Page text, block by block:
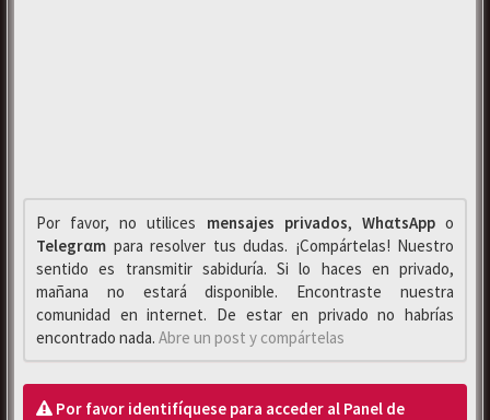
Por favor, no utilices mensajes privados, WhαtsAppo
Telegrαm para resolver tus dudas. ¡Compártelas! Nuestro
sentido es transmitir sabiduría. Si lo haces en privado,
mañana no estará disponible. Encontraste nuestra
comunidad en internet. De estar en privado no habrías
encontrado nada. Abre un post y compártelas
Por favor identifíquese para acceder al Panel de